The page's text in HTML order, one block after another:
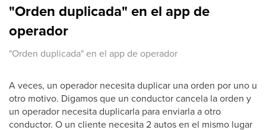
"Orden duplicada" en el app de
operador
"Orden duplicada" en el app de operador
A veces, un operador necesita duplicar una orden por uno u
otro motivo. Digamos que un conductor cancela la orden y
un operador necesita duplicarla para enviarla a otro
conductor. O un cliente necesita 2 autos en el mismo lugar